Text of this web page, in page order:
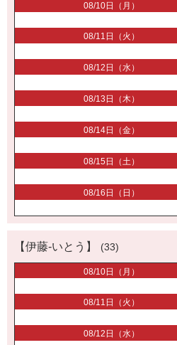
08/10日（月）
08/11日（火）
08/12日（水）
08/13日（木）
08/14日（金）
08/15日（土）
08/16日（日）
【伊藤-いとう】 (33)
08/10日（月）
08/11日（火）
08/12日（水）